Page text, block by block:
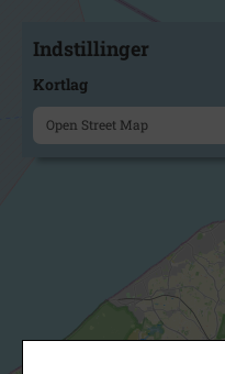
Indstillinger
Kortlag
Open Street Map